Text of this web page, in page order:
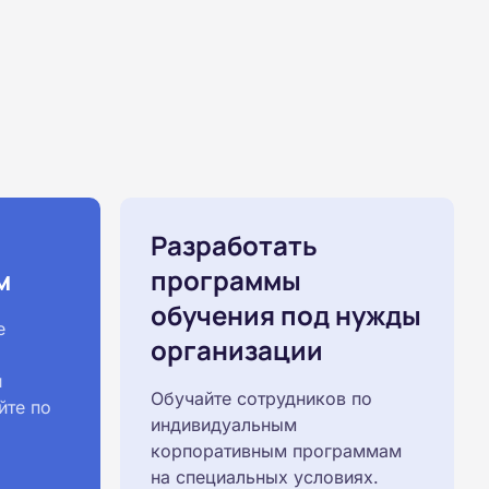
по
Разработать
программы
обучения под нужды
организации
Обучайте сотрудников по
индивидуальным
корпоративным программам
на специальных условиях.